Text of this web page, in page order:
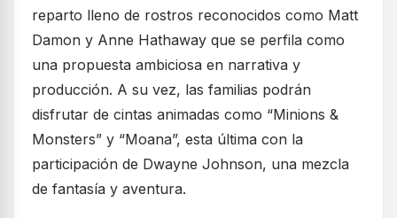
reparto lleno de rostros reconocidos como Matt
Damon y Anne Hathaway que se perfila como
una propuesta ambiciosa en narrativa y
producción. A su vez, las familias podrán
disfrutar de cintas animadas como “Minions &
Monsters” y “Moana”, esta última con la
participación de Dwayne Johnson, una mezcla
de fantasía y aventura.